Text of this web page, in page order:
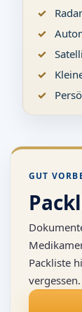
GUT
Packliste
vergessen.